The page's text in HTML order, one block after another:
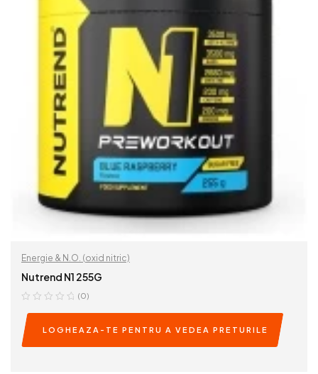
Energie & N.O. (oxid nitric)
Nutrend N1 255G
(0)
LOGHEAZA-TE PENTRU A VEDEA PRETURILE